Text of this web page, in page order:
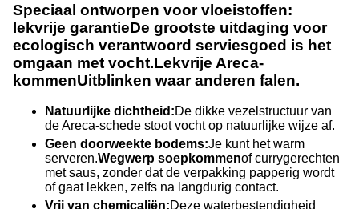
Speciaal ontworpen voor vloeistoffen:
lekvrije garantieDe grootste uitdaging voor
ecologisch verantwoord serviesgoed is het
omgaan met vocht.Lekvrije Areca-
kommenUitblinken waar anderen falen.
Natuurlijke dichtheid:De dikke vezelstructuur van
de Areca-schede stoot vocht op natuurlijke wijze af.
Geen doorweekte bodems:Je kunt het warm
serveren.Wegwerp soepkommenof currygerechten
met saus, zonder dat de verpakking papperig wordt
of gaat lekken, zelfs na langdurig contact.
Vrij van chemicaliën:Deze waterbestendigheid